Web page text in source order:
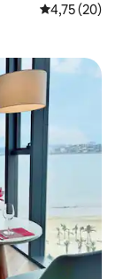
Gemiddelde
4,75 (20)